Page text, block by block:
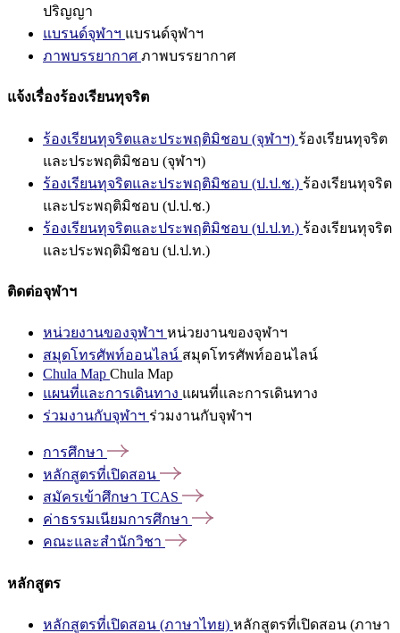
ปริญญา
แบรนด์จุฬาฯ แบรนด์จุฬาฯ
ภาพบรรยากาศ ภาพบรรยากาศ
แจ้งเรื่องร้องเรียนทุจริต
ร้องเรียนทุจริตและประพฤติมิชอบ (จุฬาฯ) ร้องเรียนทุจริต
และประพฤติมิชอบ (จุฬาฯ)
ร้องเรียนทุจริตและประพฤติมิชอบ (ป.ป.ช.) ร้องเรียนทุจริต
และประพฤติมิชอบ (ป.ป.ช.)
ร้องเรียนทุจริตและประพฤติมิชอบ (ป.ป.ท.) ร้องเรียนทุจริต
และประพฤติมิชอบ (ป.ป.ท.)
ติดต่อจุฬาฯ
หน่วยงานของจุฬาฯ หน่วยงานของจุฬาฯ
สมุดโทรศัพท์ออนไลน์ สมุดโทรศัพท์ออนไลน์
Chula Map Chula Map
แผนที่และการเดินทาง แผนที่และการเดินทาง
ร่วมงานกับจุฬาฯ ร่วมงานกับจุฬาฯ
การศึกษา
หลักสูตรที่เปิดสอน
สมัครเข้าศึกษา TCAS
ค่าธรรมเนียมการศึกษา
คณะและสำนักวิชา
หลักสูตร
หลักสูตรที่เปิดสอน (ภาษาไทย) หลักสูตรที่เปิดสอน (ภาษา